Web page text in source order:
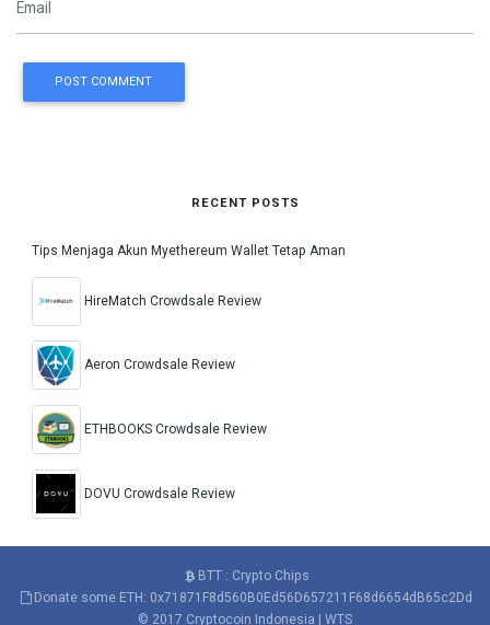
POST COMMENT
RECENT POSTS
Tips Menjaga Akun Myethereum Wallet Tetap Aman
HireMatch Crowdsale Review
Aeron Crowdsale Review
ETHBOOKS Crowdsale Review
DOVU Crowdsale Review
BTT : Crypto Chips
Donate some ETH: 0x71871F8d560B0Ed56D657211F68d6654dB65c2Dd
© 2017 Cryptocoin Indonesia WTS